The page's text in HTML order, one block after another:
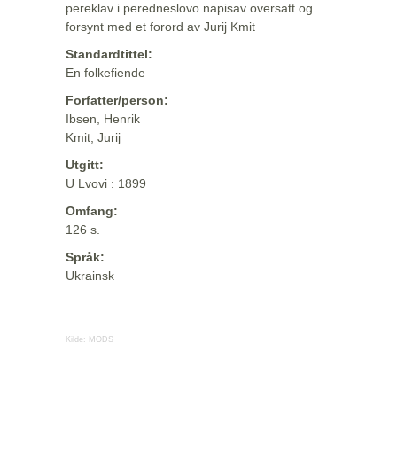
pereklav i peredneslovo napisav oversatt og
forsynt med et forord av Jurij Kmit
Standardtittel:
En folkefiende
Forfatter/person:
Ibsen, Henrik
Kmit, Jurij
Utgitt:
U Lvovi : 1899
Omfang:
126 s.
Språk:
Ukrainsk
Kilde: MODS